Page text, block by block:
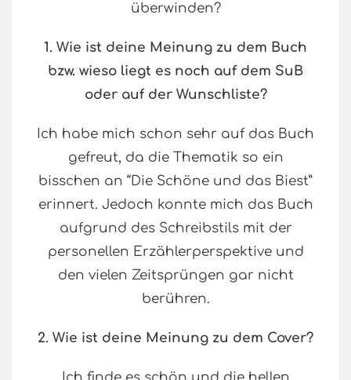
überwinden?
1. Wie ist deine Meinung zu dem Buch
bzw. wieso liegt es noch auf dem SuB
oder auf der Wunschliste?
Ich habe mich schon sehr auf das Buch
gefreut, da die Thematik so ein
bisschen an “Die Schöne und das Biest”
erinnert. Jedoch konnte mich das Buch
aufgrund des Schreibstils mit der
personellen Erzählerperspektive und
den vielen Zeitsprüngen gar nicht
berühren.
2. Wie ist deine Meinung zu dem Cover?